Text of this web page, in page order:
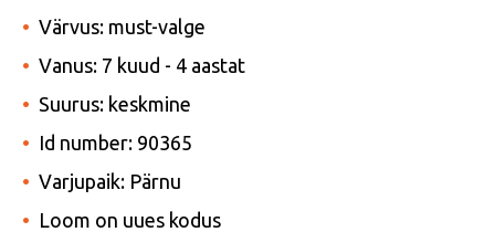
Värvus: must-valge
Vanus: 7 kuud - 4 aastat
Suurus: keskmine
Id number: 90365
Varjupaik: Pärnu
Loom on uues kodus